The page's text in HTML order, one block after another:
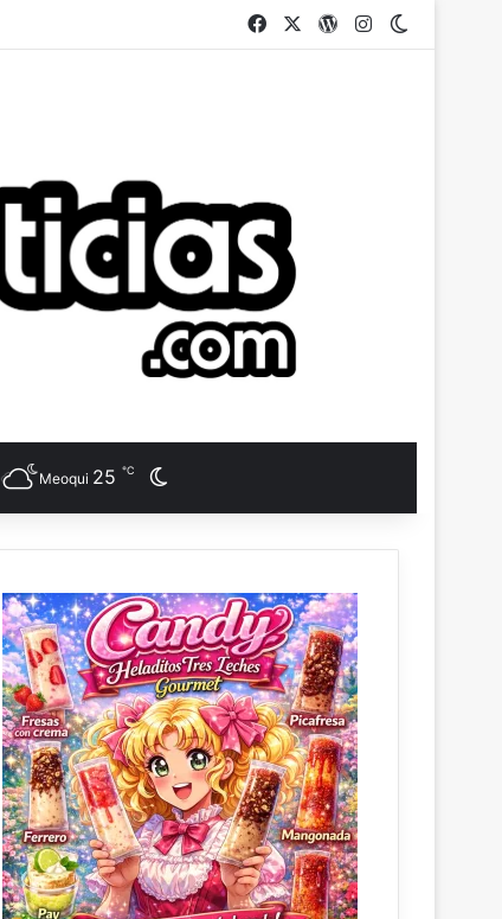
Facebook WordPress
Instagram
Meoqui 25 ℃